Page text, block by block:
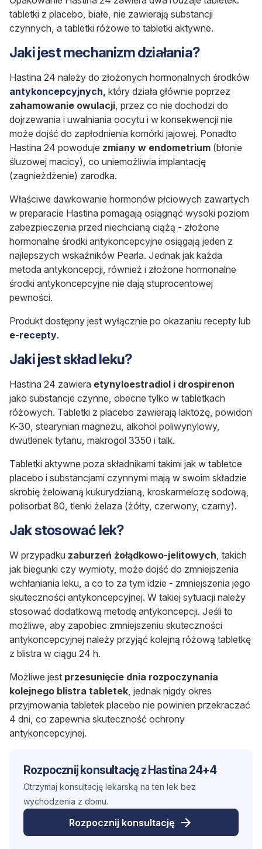
tabletki z placebo, białe, nie zawierają substancji
czynnych, a tabletki różowe to tabletki aktywne.
Jaki jest mechanizm działania?
Hastina 24 należy do złożonych hormonalnych środków
antykoncepcyjnych, który działa głównie poprzez
zahamowanie owulacji, przez co nie dochodzi do
dojrzewania i uwalniania oocytu i w konsekwencji nie
może dojść do zapłodnienia komórki jajowej. Ponadto
Hastina 24 powoduje zmiany w endometrium (błonie
śluzowej macicy), co uniemożliwia implantację
(zagnieżdżenie) zarodka.
Właściwe dawkowanie hormonów płciowych zawartych
w preparacie Hastina pomagają osiągnąć wysoki poziom
zabezpieczenia przed niechcianą ciążą - złożone
hormonalne środki antykoncepcyjne osiągają jeden z
najlepszych wskaźników Pearla. Jednak jak każda
metoda antykoncepcji, również i złożone hormonalne
środki antykoncepcyjne nie dają stuprocentowej
pewności.
Produkt dostępny jest wyłącznie po okazaniu recepty lub
e-recepty.
Jaki jest skład leku?
Hastina 24 zawiera etynyloestradiol i drospirenon
jako substancje czynne, obecne tylko w tabletkach
różowych. Tabletki z placebo zawierają laktozę, powidon
K-30, stearynian magnezu, alkohol poliwynylowy,
dwutlenek tytanu, makrogol 3350 i talk.
Tabletki aktywne poza składnikami takimi jak w tabletce
placebo i substancjami czynnymi mają w swoim składzie
skrobię żelowaną kukurydzianą, kroskarmelozę sodową,
polisorbat 80, tlenki żelaza (żółty, czerwony, czarny).
Jak stosować lek?
W przypadku zaburzeń żołądkowo-jelitowych, takich
jak biegunki czy wymioty, może dojść do zmniejszenia
wchłaniania leku, a co to za tym idzie - zmniejszenia jego
skuteczności antykoncepcyjnej. W takiej sytuacji należy
stosować dodatkową metodę antykoncepcji. Jeśli to
możliwe, aby zapobiec zmniejszeniu skuteczności
antykoncepcyjnej należy przyjąć kolejną różową tabletkę
z blistra w ciągu 24 h.
Możliwe jest przesunięcie dnia rozpoczynania
kolejnego blistra tabletek, jednak nigdy okres
przyjmowania tabletek placebo nie powinien przekraczać
4 dni, co zapewnia skuteczność ochrony
antykoncepcyjnej.
Rozpocznij konsultację z Hastina 24+4
Otrzymaj konsultację lekarską na ten lek bez
wychodzenia z domu.
Rozpocznij konsultację